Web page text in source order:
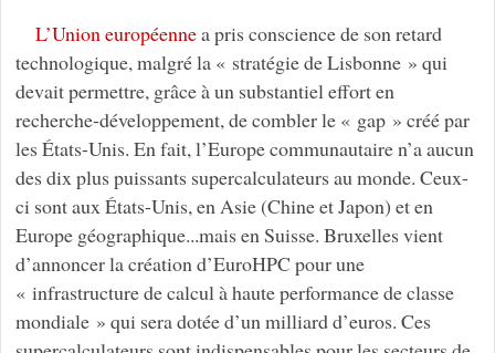
L’Union européennea pris conscience de son retard
technologique, malgré la « stratégie de Lisbonne » qui
devait permettre, grâce à un substantiel effort en
recherche-développement, de combler le « gap » créé par
les États-Unis. En fait, l’Europe communautaire n’a aucun
des dix plus puissants supercalculateurs au monde. Ceux-
ci sont aux États-Unis, en Asie (Chine et Japon) et en
Europe géographique...mais en Suisse. Bruxelles vient
d’annoncer la création d’EuroHPC pour une
« infrastructure de calcul à haute performance de classe
mondiale » qui sera dotée d’un milliard d’euros. Ces